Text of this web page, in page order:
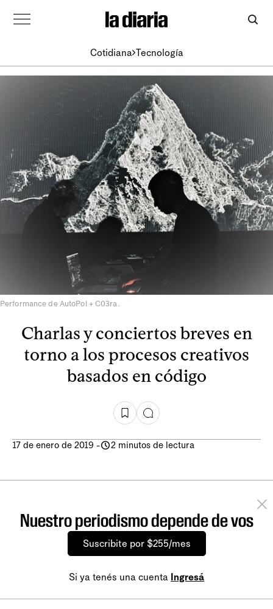
Cotidiana Tecnología
Performance de AutoPol + C03ra.
Charlas y conciertos breves en
torno a los procesos creativos
basados en código
17 de enero de 2019 - 2 minutos de lectura
Nuestro periodismo depende de vos
Suscribite por $255/mes
Si ya tenés una cuenta Ingresá